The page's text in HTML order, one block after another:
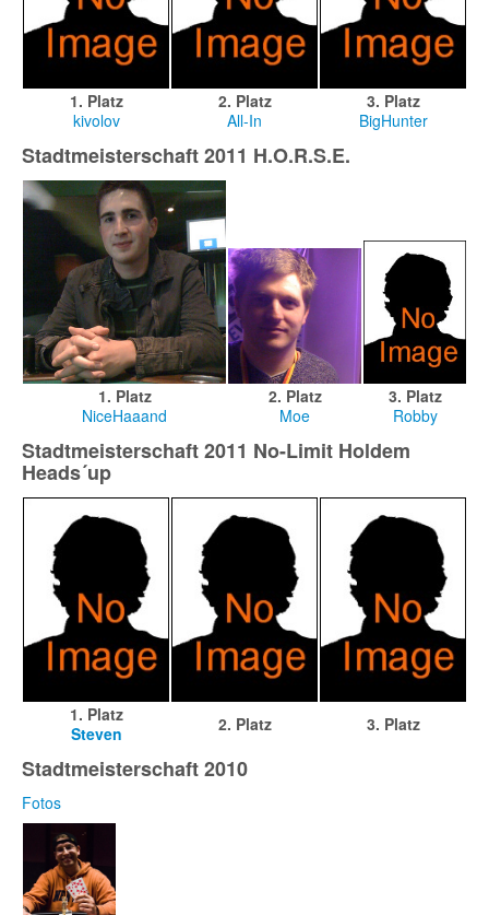
1. Platz
kivolov
2. Platz
All-In
3. Platz
BigHunter
Stadtmeisterschaft 2011 H.O.R.S.E.
1. Platz
NiceHaaand
2. Platz
Moe
3. Platz
Robby
Stadtmeisterschaft 2011 No-Limit Holdem
Heads´up
1. Platz
Steven
2. Platz 3. Platz
Stadtmeisterschaft 2010
Fotos